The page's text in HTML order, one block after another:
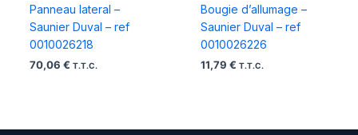
Panneau lateral –
Saunier Duval – ref
0010026218
70,06 € T.T.C.
Bougie d’allumage –
Saunier Duval – ref
0010026226
11,79 € T.T.C.